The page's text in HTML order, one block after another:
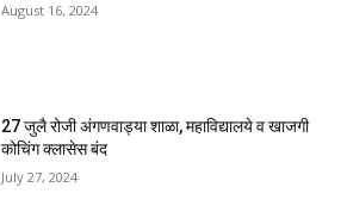
August 16, 2024
27 जुलै रोजी अंगणवाड्या शाळा, महाविद्यालये व खाजगी
कोचिंग क्लासेस बंद
July 27, 2024